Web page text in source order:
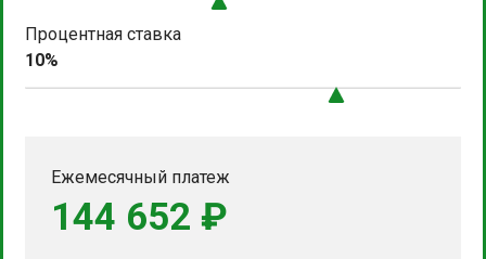
Процентная ставка
10%
Ежемесячный платеж
144 652 ₽